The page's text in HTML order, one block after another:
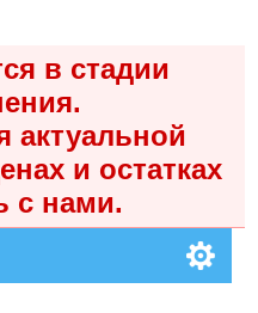
в стадии
актуальной
и остатках
с нами.